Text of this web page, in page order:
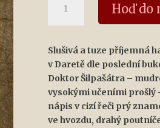
vukogvazdská
množství
Hoď do
Slušivá a tuze příjemná
v Daretě dle poslední
Doktor Šilpašátra –
vysokými učeními prošlý
nápis v cizí řeči prý
ve hvozdu, drahý